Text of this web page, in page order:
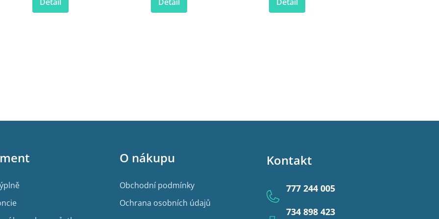
O nákupu
Obchodní podmínky
Ochrana osobních údajů
Kontakt
777 244 005
734 898 423